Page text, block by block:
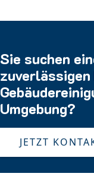
Sie suchen
Umgebung?
JETZT